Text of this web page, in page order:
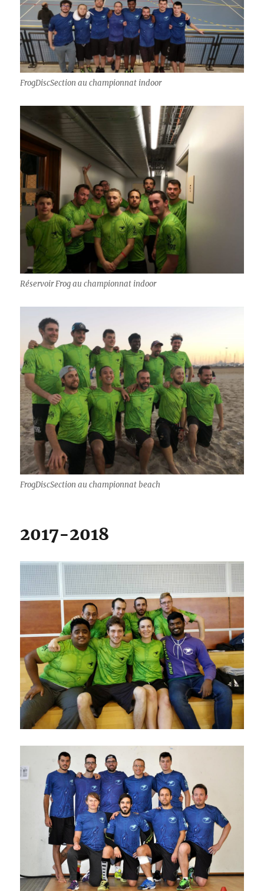
FrogDiscSection au championnat indoor
Réservoir Frog au championnat indoor
FrogDiscSection au championnat beach
2017-2018